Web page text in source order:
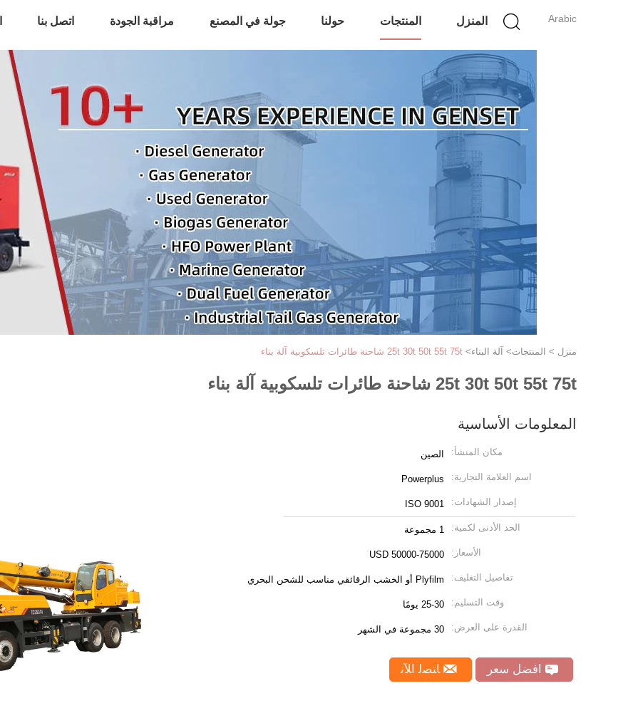
Arabic المنزل المنتجات حولنا جولة في المصنع مراقبة الجودة اتصل بنا
منزل > المنتجات> آلة البناء> 25t 30t 50t 55t 75t شاحنة طائرات تلسكوبية آلة بناء
25t 30t 50t 55t 75t شاحنة طائرات تلسكوبية آلة بناء
المعلومات الأساسية
مكان المنشأ: الصين
اسم العلامة التجارية: Powerplus
إصدار الشهادات: ISO 9001
الحد الأدنى لكمية: 1 مجموعة
الأسعار: 50000-75000 USD
تفاصيل التغليف: Plyfilm أو الخشب الرقائقي مناسب للشحن البحري
وقت التسليم: 25-30 يومًا
القدرة على العرض: 30 مجموعة في الشهر
افضل سعر ﺎﺘﺼﻟ ﺍﻶﻧ